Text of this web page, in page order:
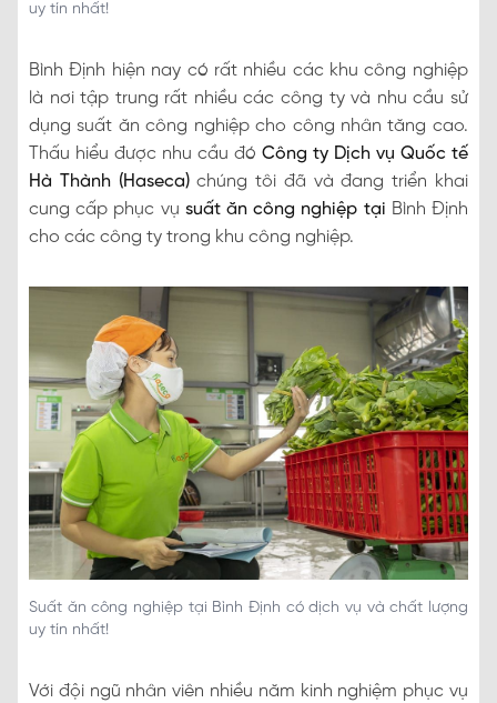
uy tín nhất!
Bình Định hiện nay có rất nhiều các khu công nghiệp
là nơi tập trung rất nhiều các công ty và nhu cầu sử
dụng suất ăn công nghiệp cho công nhân tăng cao.
Thấu hiểu được nhu cầu đó Công ty Dịch vụ Quốc tế
Hà Thành (Haseca)chúng tôi đã và đang triển khai
cung cấp phục vụ suất ăn công nghiệp tại Bình Định
cho các công ty trong khu công nghiệp.
Suất ăn công nghiệp tại Bình Định có dịch vụ và chất lượng
uy tín nhất!
Với đội ngũ nhân viên nhiều năm kinh nghiệm phục vụ